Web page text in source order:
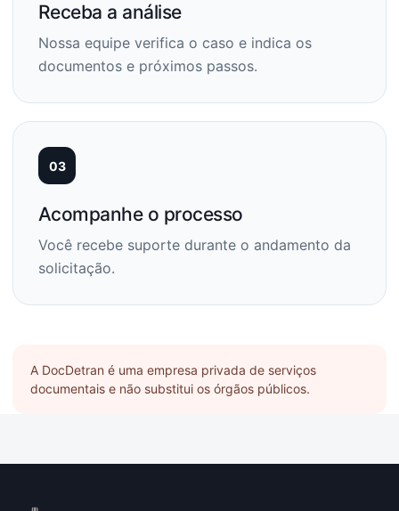
Receba a análise
Nossa equipe verifica o caso e indica os
documentos e próximos passos.
03
Acompanhe o processo
Você recebe suporte durante o andamento da
solicitação.
A DocDetran é uma empresa privada de serviços
documentais e não substitui os órgãos públicos.